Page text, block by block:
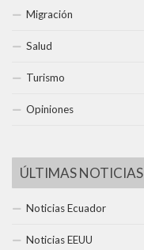
Migración
Salud
Turismo
Opiniones
ÚLTIMAS NOTICIAS
Noticias Ecuador
Noticias EEUU